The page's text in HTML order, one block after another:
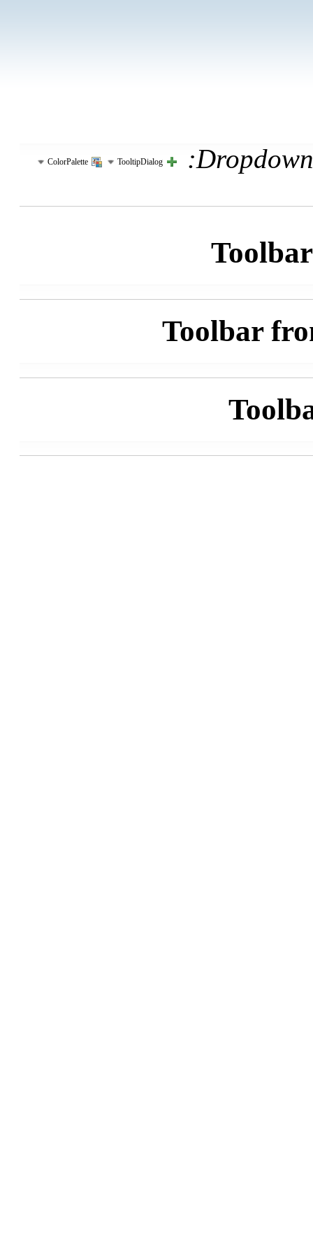
TooltipDialog
ColorPalette
Toolbar